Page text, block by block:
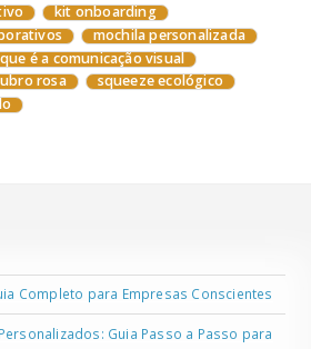
kit onboarding
mochila personalizada
é a comunicação visual
rosa
squeeze ecológico
Completo para Empresas Conscientes
Guia Passo a Passo para